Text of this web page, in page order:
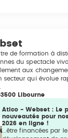
de formation à
du spectacle
aux
secteur qui évolue
Libourne
Atico - Webset : Le
nouveautés pour
2026 en ligne !
...être financées par